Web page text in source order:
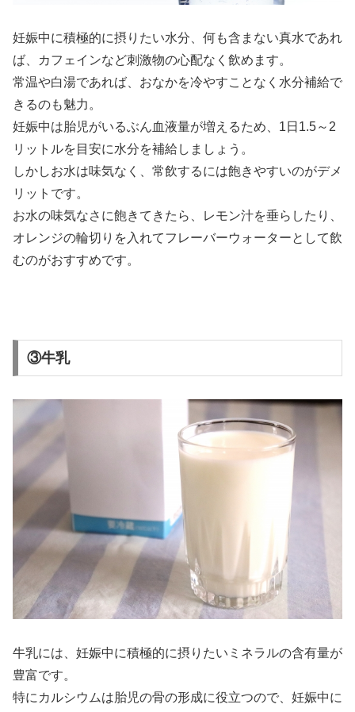
妊娠中に積極的に摂りたい水分、何も含まない真水であれ
ば、カフェインなど刺激物の心配なく飲めます。
常温や白湯であれば、おなかを冷やすことなく水分補給で
きるのも魅力。
妊娠中は胎児がいるぶん血液量が増えるため、1日1.5～2
リットルを目安に水分を補給しましょう。
しかしお水は味気なく、常飲するには飽きやすいのがデメ
リットです。
お水の味気なさに飽きてきたら、レモン汁を垂らしたり、
オレンジの輪切りを入れてフレーバーウォーターとして飲
むのがおすすめです。
③牛乳
牛乳には、妊娠中に積極的に摂りたいミネラルの含有量が
豊富です。
特にカルシウムは胎児の骨の形成に役立つので、妊娠中に